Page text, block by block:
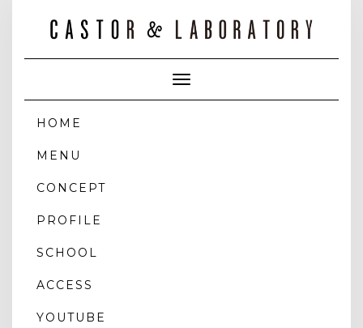
Toggle
Navigation
HOME
MENU
CONCEPT
PROFILE
SCHOOL
ACCESS
YOUTUBE